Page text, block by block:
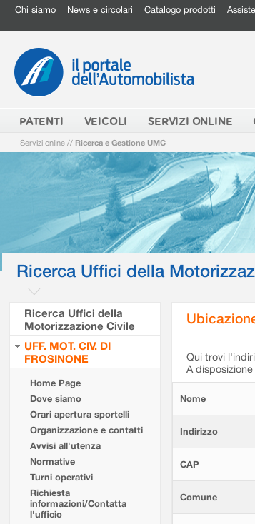
Chi siamo News e circolari Catalogo prodotti
PATENTI VEICOLI SERVIZI ONLINE
Servizi online // Ricerca e Gestione UMC
Ricerca Uffici della
Ricerca Uffici della
Motorizzazione Civile
UFF. MOT. CIV. DI
FROSINONE
Home Page
Dove siamo
Orari apertura sportelli
Organizzazione e contatti
Avvisi all'utenza
Normative
Turni operativi
Richiesta
informazioni/Contatta
l'ufficio
Qui trovi
A
Nome
Indirizzo
CAP
Comune